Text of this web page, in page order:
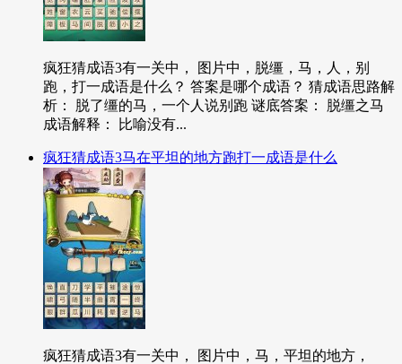
疯狂猜成语3有一关中， 图片中，脱缰，马，人，别
跑，打一成语是什么？ 答案是哪个成语？ 猜成语思路解
析： 脱了缰的马，一个人说别跑 谜底答案： 脱缰之马
成语解释： 比喻没有...
疯狂猜成语3马在平坦的地方跑打一成语是什么
疯狂猜成语3有一关中， 图片中，马，平坦的地方，